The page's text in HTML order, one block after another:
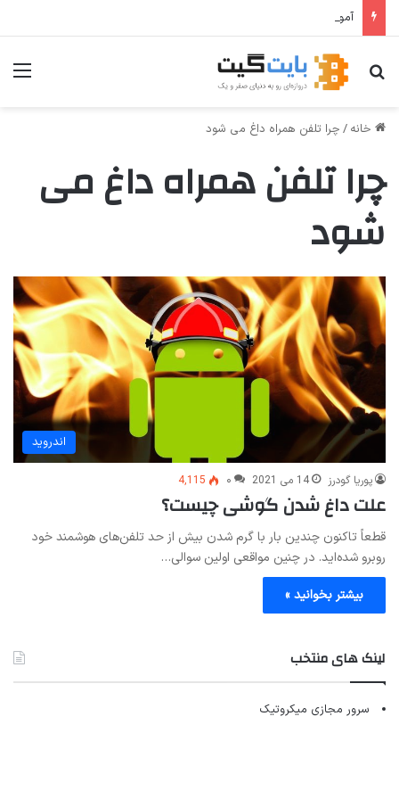
آموزش گام‌به‌گام اتصال Hermes Agent به تلگرام
جستجو برای
خانه / چرا تلفن همراه داغ می شود
چرا تلفن همراه داغ می
شود
اندروید
پوریا گودرز 14 می 2021 ۰ 4,115
علت داغ شدن گوشی چیست؟
قطعاً تاکنون چندین بار با گرم شدن بیش از حد تلفن‌های هوشمند خود
روبرو شده‌اید. در چنین مواقعی اولین سوالی…
بیشتر بخوانید »
لینک های منتخب
سرور مجازی میکروتیک